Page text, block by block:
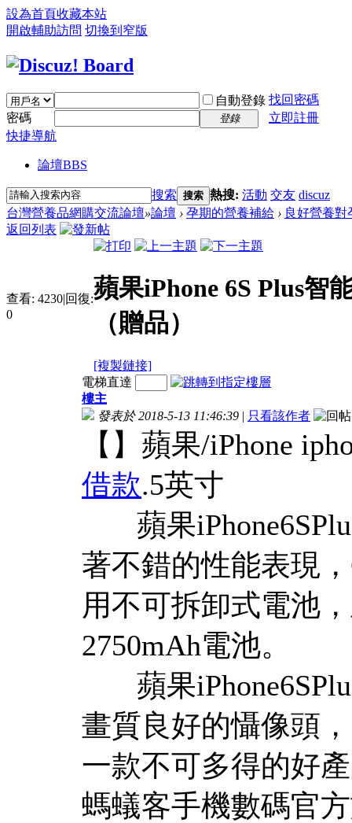
設為首頁收藏本站
開啟輔助訪問 切換到窄版
自動登錄 找回密碼
密碼
登錄
立即註冊
快捷導航
論壇BBS
搜索 搜索 熱搜: 活動 交友 discuz
台灣營養品網購交流論壇»論壇 › 孕期的營養補給 › 良好營養對
返回列表
查看: 4230|回復:
0
蘋果iPhone 6S Plus智
（贈品）
[複製鏈接]
電梯直達
樓主
發表於 2018-5-13 11:46:39 | 只看該作者
【】蘋果/iPhone
借款.5英寸
蘋果
著不錯的性能表現
用不可拆卸式電池
2750mAh電池。
蘋果
畫質良好的懾像頭
一款不可多得的好
螞蟻客手機數碼官